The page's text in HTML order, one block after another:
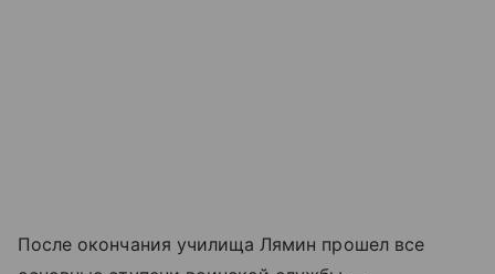
После окончания училища Лямин прошел все